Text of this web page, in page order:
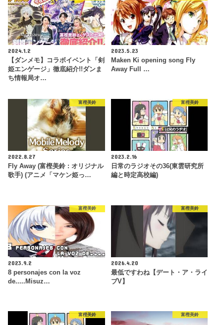
2024.1.2
【ダンメモ】コラボイベント「剣
姫エンゲージ」徹底紹介!!ダンま
ち情報局オ…
2023.5.23
Maken Ki opening song Fly
Away Full …
富樫美鈴
2022.8.27
Fly Away (富樫美鈴 : オリジナル
歌手) (アニメ「マケン姫っ…
富樫美鈴
2023.2.16
日常のラジオその36(東雲研究所
編と時定高校編)
富樫美鈴
2023.9.2
8 personajes con la voz
de.....Misuz…
富樫美鈴
2026.4.20
最低ですわね【デート・ア・ライ
ブV】
富樫美鈴 富樫美鈴